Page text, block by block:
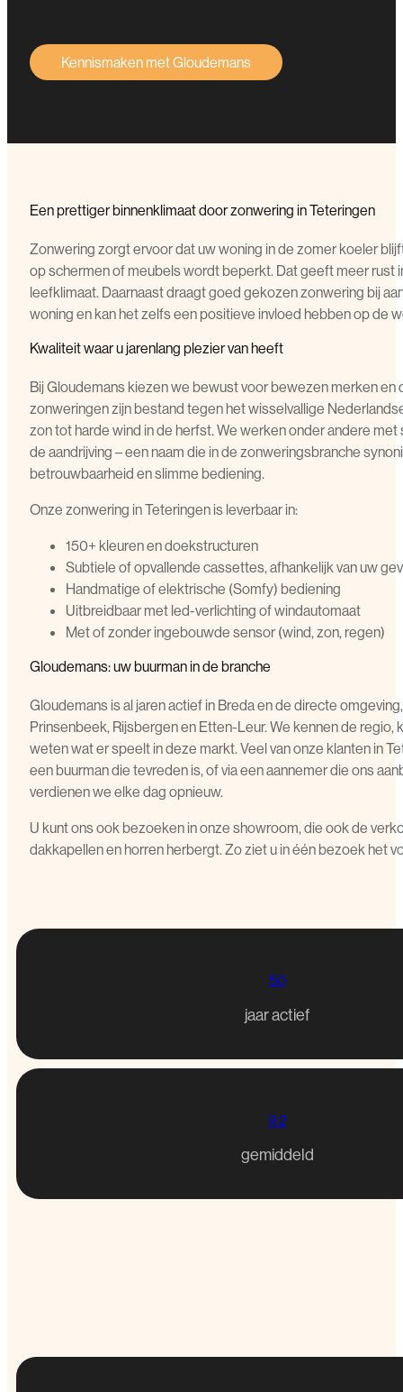
Kennismaken met Gloudemans
Een prettiger binnenklimaat door zonwering in Teteringen
Zonwering zorgt ervoor dat uw woning in de zomer koeler
op schermen of meubels wordt beperkt. Dat geeft meer rust
leefklimaat. Daarnaast draagt goed gekozen zonwering bij
woning en kan het zelfs een positieve invloed hebben op de
Kwaliteit waar u jarenlang plezier van heeft
Bij Gloudemans kiezen we bewust voor bewezen merken en
zonweringen zijn bestand tegen het wisselvallige
zon tot harde wind in de herfst. We werken onder andere
de aandrijving – een naam die in de zonweringsbranche
betrouwbaarheid en slimme bediening.
Onze zonwering in Teteringen is leverbaar in:
150+ kleuren en doekstructuren
Subtiele of opvallende cassettes, afhankelijk van uw
Handmatige of elektrische (Somfy) bediening
Uitbreidbaar met led-verlichting of windautomaat
Met of zonder ingebouwde sensor (wind, zon, regen)
Gloudemans: uw buurman in de branche
Gloudemans is al jaren actief in Breda en de directe
Prinsenbeek, Rijsbergen en Etten-Leur. We kennen de regio,
weten wat er speelt in deze markt. Veel van onze klanten in
een buurman die tevreden is, of via een aannemer die ons
verdienen we elke dag opnieuw.
U kunt ons ook bezoeken in onze showroom, die ook de
dakkapellen en horren herbergt. Zo ziet u in één bezoek het
50
jaar actief
9.2
gemiddeld